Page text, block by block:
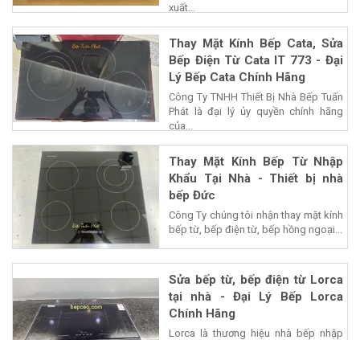
xuất...
Thay Mặt Kính Bếp Cata, Sửa
Bếp Điện Từ Cata IT 773 - Đại
Lý Bếp Cata Chính Hãng
Công Ty TNHH Thiết Bị Nhà Bếp Tuấn
Phát là đại lý ủy quyền chính hãng
của...
Thay Mặt Kính Bếp Từ Nhập
Khẩu Tại Nhà - Thiết bị nhà
bếp Đức
Công Ty chúng tôi nhận thay mặt kính
bếp từ, bếp điện từ, bếp hồng ngoại...
Sửa bếp từ, bếp điện từ Lorca
tại nhà - Đại Lý Bếp Lorca
Chính Hãng
Lorca là thương hiệu nhà bếp nhập